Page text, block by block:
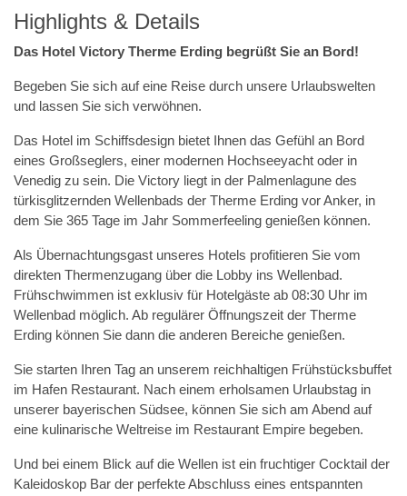
Highlights & Details
Das Hotel Victory Therme Erding begrüßt Sie an Bord!
Begeben Sie sich auf eine Reise durch unsere Urlaubswelten
und lassen Sie sich verwöhnen.
Das Hotel im Schiffsdesign bietet Ihnen das Gefühl an Bord
eines Großseglers, einer modernen Hochseeyacht oder in
Venedig zu sein. Die Victory liegt in der Palmenlagune des
türkisglitzernden Wellenbads der Therme Erding vor Anker, in
dem Sie 365 Tage im Jahr Sommerfeeling genießen können.
Als Übernachtungsgast unseres Hotels profitieren Sie vom
direkten Thermenzugang über die Lobby ins Wellenbad.
Frühschwimmen ist exklusiv für Hotelgäste ab 08:30 Uhr im
Wellenbad möglich. Ab regulärer Öffnungszeit der Therme
Erding können Sie dann die anderen Bereiche genießen.
Sie starten Ihren Tag an unserem reichhaltigen Frühstücksbuffet
im Hafen Restaurant. Nach einem erholsamen Urlaubstag in
unserer bayerischen Südsee, können Sie sich am Abend auf
eine kulinarische Weltreise im Restaurant Empire begeben.
Und bei einem Blick auf die Wellen ist ein fruchtiger Cocktail der
Kaleidoskop Bar der perfekte Abschluss eines entspannten